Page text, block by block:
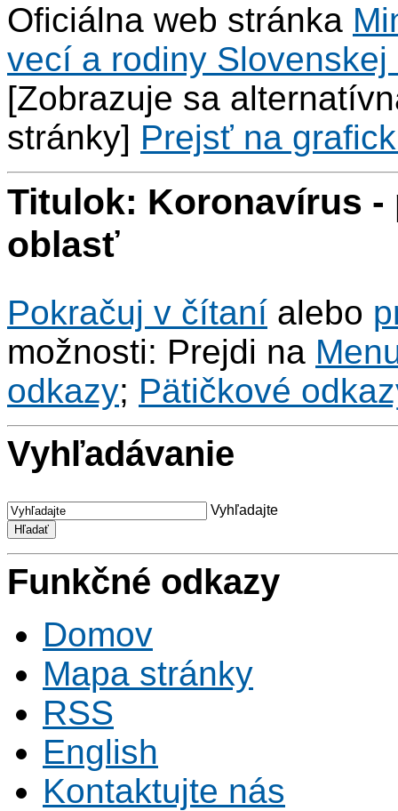
Oficiálna web stránka
vecí a rodiny Slovenskej
[Zobrazuje sa
stránky] Prejsť na
Titulok: Koronavírus -
oblasť
Pokračuj v čítaní alebo
možnosti: Prejdi na
odkazy; Pätičkové
Vyhľadávanie
Vyhľadajte
Funkčné odkazy
Domov
Mapa stránky
RSS
English
Kontaktujte nás